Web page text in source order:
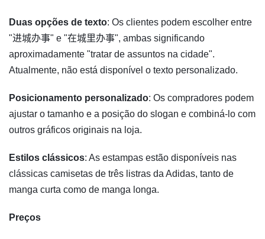
Duas opções de texto: Os clientes podem escolher entre
"进城办事" e "在城里办事", ambas significando
aproximadamente "tratar de assuntos na cidade".
Atualmente, não está disponível o texto personalizado.
Posicionamento personalizado: Os compradores podem
ajustar o tamanho e a posição do slogan e combiná-lo com
outros gráficos originais na loja.
Estilos clássicos: As estampas estão disponíveis nas
clássicas camisetas de três listras da Adidas, tanto de
manga curta como de manga longa.
Preços